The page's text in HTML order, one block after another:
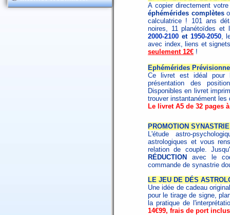
A copier directement
éphémérides complètes
calculatrice ! 101 ans
noires, 11 planétoïdes
2000-2100 et 1950-2050,
avec index, liens et
seulement 12€ !
Ephémérides
Ce livret est idéal pour
présentation des
Disponibles en livret
trouver instantanément
Le livret A5 de 32 pages
PROMOTION
L'étude astro-
astrologiques et vous
relation de couple.
RÉDUCTION
avec le
commande de synastrie
LE JEU DE DÉS
Une idée de cadeau
pour le tirage de signe,
la pratique de
14€99, frais de port inclus